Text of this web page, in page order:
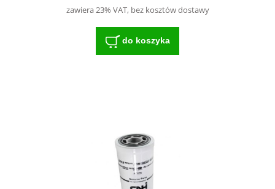
zawiera 23% VAT, bez kosztów dostawy
do koszyka